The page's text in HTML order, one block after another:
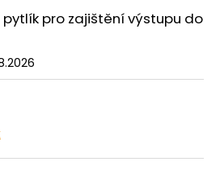
pro zajištění výstupu do